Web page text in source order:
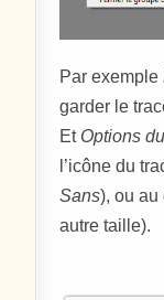
Par exemple
garder le
Et Options
l’icône du
Sans), ou au
autre taille).